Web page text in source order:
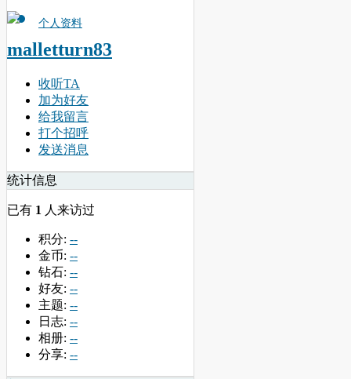
个人资料
malletturn83
收听TA
加为好友
给我留言
打个招呼
发送消息
统计信息
已有 1 人来访过
积分: --
金币: --
钻石: --
好友: --
主题: --
日志: --
相册: --
分享: --